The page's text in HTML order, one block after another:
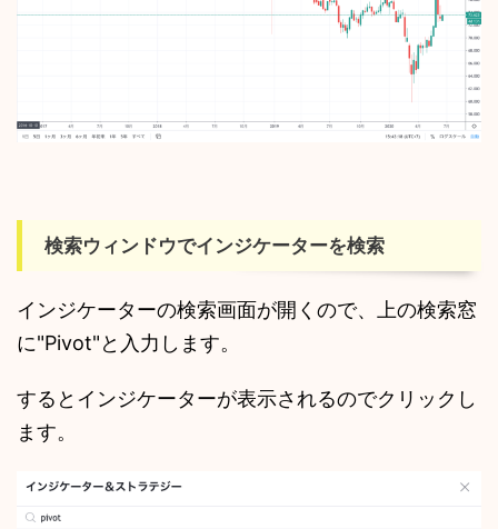
検索ウィンドウでインジケーターを検索
インジケーターの検索画面が開くので、上の検索窓
に"Pivot"と入力します。
するとインジケーターが表示されるのでクリックし
ます。